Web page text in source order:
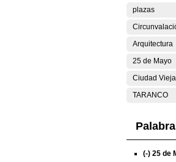
plazas
Arquitectura
25 de Mayo
Ciudad Vieja
TARANCO
(-) 25 de